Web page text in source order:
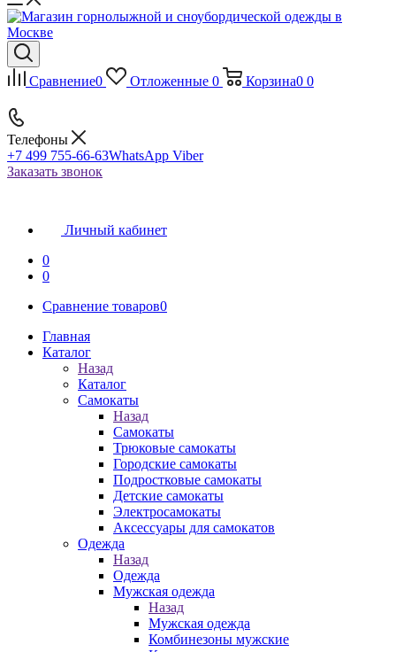
Сравнение0 Отложенные 0 Корзина0 0
Телефоны
+7 499 755-66-63WhatsApp Viber
Заказать звонок
Личный кабинет
0
0
Сравнение товаров0
Главная
Каталог
Назад
Каталог
Самокаты
Назад
Самокаты
Трюковые самокаты
Городские самокаты
Подростковые самокаты
Детские самокаты
Электросамокаты
Аксессуары для самокатов
Одежда
Назад
Одежда
Мужская одежда
Назад
Мужская одежда
Комбинезоны мужские